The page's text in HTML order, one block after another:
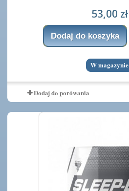
53,00 zł
Dodaj do koszyka
W magazynie
Dodaj do porówania